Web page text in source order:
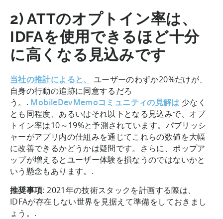
2) ATTのオプトイン率は、
IDFAを使用できるほど十分
に高くなる見込みです
当社の推計によると、
ユーザーのわずか20%だけが、
自身の行動の追跡に同意するだろ
う。. MobileDevMemoコミュニティの見解は 少なく
とも同程度、あるいはそれ以下となる見込みで、オプ
トイン率は10～19%と予測されています。パブリッシ
ャーがアプリ内の仕組みを通じてこれらの数値を大幅
に改善できるかどうかは疑問です。さらに、ポップア
ップが増えるとユーザー体験を損なうのではないかと
いう懸念もあります。.
推奨事項: 2021年の技術スタックを計画する際は、
IDFAが存在しない世界を見据えて準備をしておきまし
ょう。.